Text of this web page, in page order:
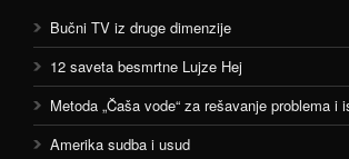
Bučni TV iz druge dimenzije
12 saveta besmrtne Lujze Hej
Metoda „Čaša vode“ za rešavanje problema i
Amerika sudba i usud